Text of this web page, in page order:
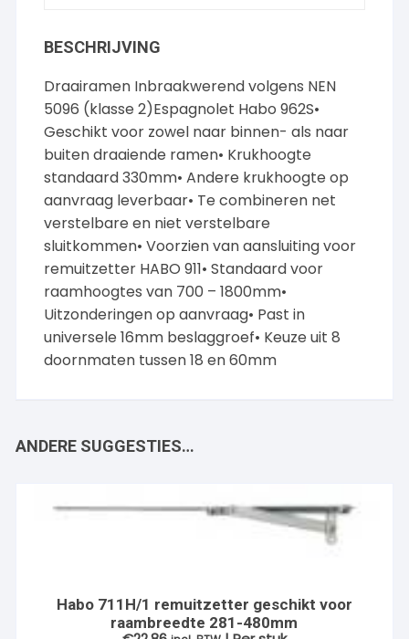
BESCHRIJVING
Draairamen Inbraakwerend volgens NEN
5096 (klasse 2)Espagnolet Habo 962S•
Geschikt voor zowel naar binnen- als naar
buiten draaiende ramen• Krukhoogte
standaard 330mm• Andere krukhoogte op
aanvraag leverbaar• Te combineren net
verstelbare en niet verstelbare
sluitkommen• Voorzien van aansluiting voor
remuitzetter HABO 911• Standaard voor
raamhoogtes van 700 – 1800mm•
Uitzonderingen op aanvraag• Past in
universele 16mm beslaggroef• Keuze uit 8
doornmaten tussen 18 en 60mm
ANDERE SUGGESTIES…
Habo 711H/1 remuitzetter geschikt voor
raambreedte 281-480mm